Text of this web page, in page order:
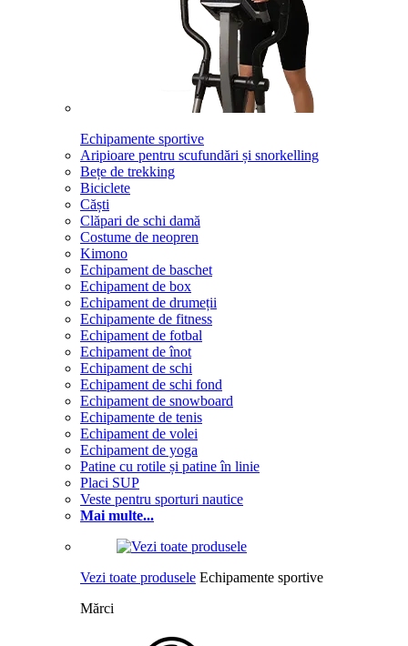
Echipamente sportive
Aripioare pentru scufundări și snorkelling
Bețe de trekking
Biciclete
Căști
Clăpari de schi damă
Costume de neopren
Kimono
Echipament de baschet
Echipament de box
Echipament de drumeții
Echipamente de fitness
Echipament de fotbal
Echipament de înot
Echipament de schi
Echipament de schi fond
Echipament de snowboard
Echipamente de tenis
Echipament de volei
Echipament de yoga
Patine cu rotile și patine în linie
Placi SUP
Veste pentru sporturi nautice
Mai multe...
Vezi toate produsele Echipamente sportive
Mărci